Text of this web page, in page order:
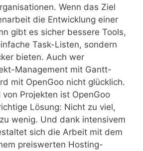
Wenn das Ziel
die Entwicklung einer
gibt es sicher bessere Tools,
Task-Listen, sondern
bieten. Auch wer
Management mit Gantt-
mit OpenGoo nicht glücklich.
von Projekten ist OpenGoo
Lösung: Nicht zu viel,
wenig. Und dank intensivem
sich die Arbeit mit dem
preiswerten Hosting-